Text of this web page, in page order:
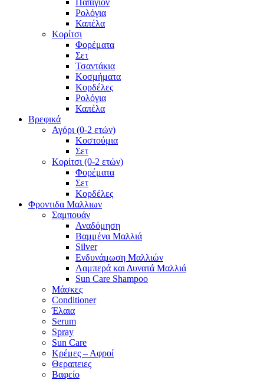
Ρολόγια
Καπέλα
Κορίτσι
Φορέματα
Σετ
Τσαντάκια
Κοσμήματα
Κορδέλες
Ρολόγια
Καπέλα
Βρεφικά
Αγόρι (0-2 ετών)
Κοστούμια
Σετ
Κορίτσι (0-2 ετών)
Φορέματα
Σετ
Κορδέλες
Φροντιδα Μαλλιων
Σαμπουάν
Αναδόμηση
Βαμμένα Μαλλιά
Silver
Ενδυνάμωση Μαλλιών
Λαμπερά και Δυνατά Μαλλιά
Sun Care Shampoo
Μάσκες
Conditioner
Έλαια
Serum
Spray
Sun Care
Κρέμες – Αφροί
Θεραπειες
Βαφείο